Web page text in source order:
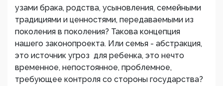
узами брака, родства, усыновления, семейными
традициями и ценностями, передаваемыми из
поколения в поколения? Такова концепция
нашего законопроекта. Или семья - абстракция,
это источник угроз для ребенка, это нечто
временное, непостоянное, проблемное,
требующее контроля со стороны государства?